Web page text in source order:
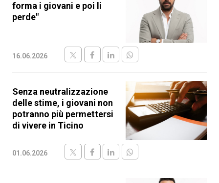
forma i giovani e poi li
perde"
16.06.2026
Senza neutralizzazione
delle stime, i giovani non
potranno più permettersi
di vivere in Ticino
01.06.2026